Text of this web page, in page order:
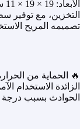
التخزين، مع توفير
تصميمه المريح
🔥 الحماية من
الزائدة الاستخدام
الحوادث بسبب درجة